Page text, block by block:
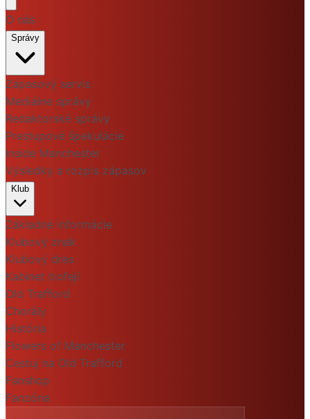
O nás
Správy
Zápasový servis
Mediálne správy
Redaktorské správy
Prestupové špekulácie
Inside Manchester
Výsledky a rozpis zápasov
Klub
Základné informácie
Klubový znak
Klubový dres
Kabinet trofejí
Old Trafford
Chorály
História
Flowers of Manchester
Cestuj na Old Trafford
Fanshop
Fanzóna